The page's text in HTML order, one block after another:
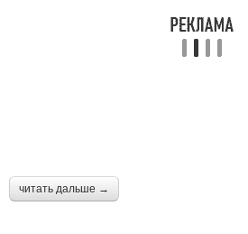
читать дальше →